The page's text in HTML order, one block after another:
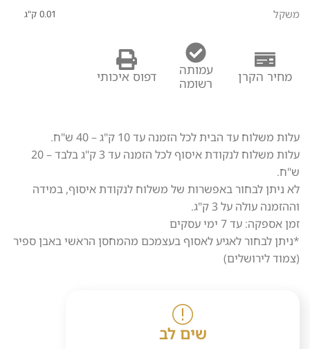
משקל 0.01 ק"ג
מחיר הקרן
עמותה
רשומה
דפוס איכותי
עלות משלוח עד הבית לכל הזמנה עד 10 ק"ג – 40 ש"ח.
עלות משלוח לנקודת איסוף לכל הזמנה עד 3 ק"ג בלבד – 20
ש"ח.
לא ניתן לבחור באפשרות של משלוח לנקודת איסוף, במידה
וההזמנה עולה על 3 ק"ג.
זמן אספקה: עד 7 ימי עסקים
*ניתן לבחור לאגיע לאסוף בעצמכם מהמחסן הראשי באבן ספיר
(צמוד לירושלים)
שים לב